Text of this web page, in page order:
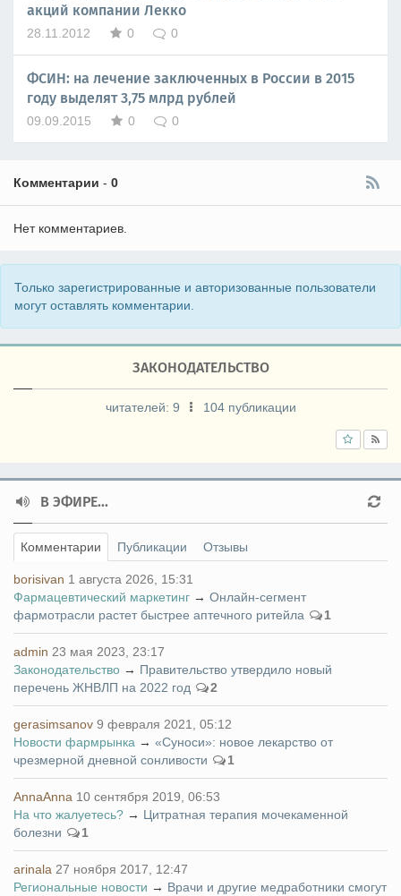
акций компании Лекко
28.11.2012 0 0
ФСИН: на лечение заключенных в России в 2015
году выделят 3,75 млрд рублей
09.09.2015 0 0
Комментарии - 0
Нет комментариев.
Только зарегистрированные и авторизованные пользователи
могут оставлять комментарии.
ЗАКОНОДАТЕЛЬСТВО
читателей: 9 104 публикации
В ЭФИРЕ...
Комментарии Публикации Отзывы
borisivan 1 августа 2026, 15:31
Фармацевтический маркетинг → Онлайн-сегмент
фармотрасли растет быстрее аптечного ритейла
1
admin 23 мая 2023, 23:17
Законодательство → Правительство утвердило новый
перечень ЖНВЛП на 2022 год
2
gerasimsanov 9 февраля 2021, 05:12
Новости фармрынка → «Суноси»: новое лекарство от
чрезмерной дневной сонливости
1
AnnaAnna 10 сентября 2019, 06:53
На что жалуетесь? → Цитратная терапия мочекаменной
болезни
1
arinala 27 ноября 2017, 12:47
Региональные новости → Врачи и другие медработники смогут